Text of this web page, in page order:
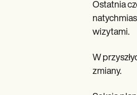
Ostatnia
wizytami.
W
zmiany.